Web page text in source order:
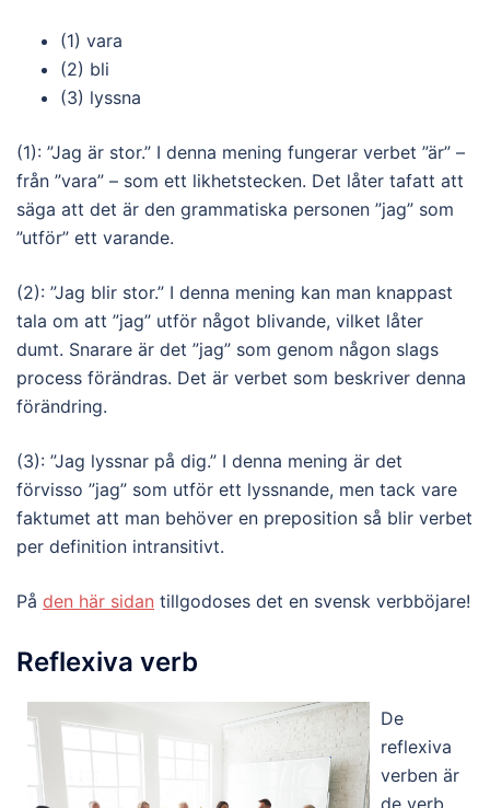
(1) vara
(2) bli
(3) lyssna
(1): ”Jag är stor.” I denna mening fungerar verbet ”är” –
från ”vara” – som ett likhetstecken. Det låter tafatt att
säga att det är den grammatiska personen ”jag” som
”utför” ett varande.
(2): ”Jag blir stor.” I denna mening kan man knappast
tala om att ”jag” utför något blivande, vilket låter
dumt. Snarare är det ”jag” som genom någon slags
process förändras. Det är verbet som beskriver denna
förändring.
(3): ”Jag lyssnar på dig.” I denna mening är det
förvisso ”jag” som utför ett lyssnande, men tack vare
faktumet att man behöver en preposition så blir verbet
per definition intransitivt.
På den här sidan tillgodoses det en svensk verbböjare!
Reflexiva verb
De
reflexiva
verben är